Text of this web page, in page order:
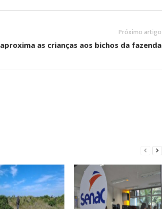
Próximo artigo
aproxima as crianças aos bichos da fazenda